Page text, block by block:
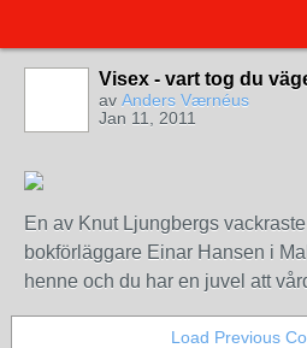
Visex - vart tog du
av Anders Værnéus
Jan 11, 2011
En av Knut Ljungbergs
bokförläggare Einar Hansen i
henne och du har en juvel att
Load Previous